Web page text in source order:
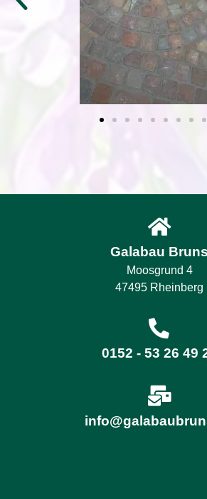
Galabau Bruns
Moosgrund 4
47495 Rheinberg
0152 - 53 26 49